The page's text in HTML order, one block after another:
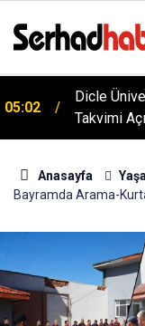
05:02
Dicle
Takvimi
Anasayfa
Bayramda Arama-